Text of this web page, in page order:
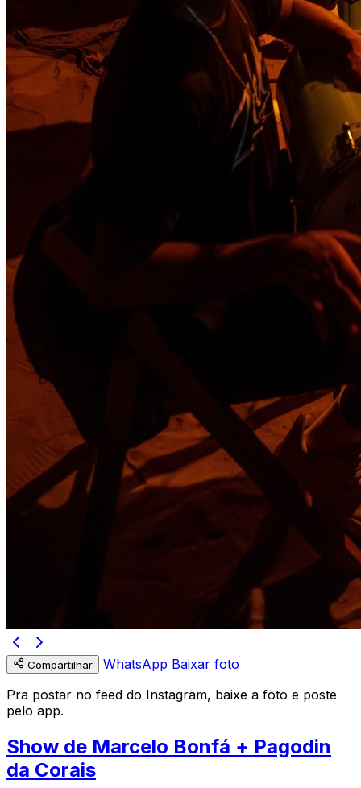
Compartilhar WhatsApp Baixar foto
Pra postar no feed do Instagram, baixe a foto e poste
pelo app.
Show de Marcelo Bonfá + Pagodin
da Corais